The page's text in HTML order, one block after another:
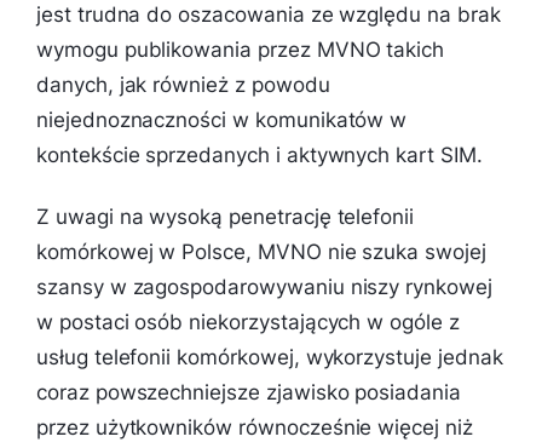
jest trudna do oszacowania ze względu na brak
wymogu publikowania przez MVNO takich
danych, jak również z powodu
niejednoznaczności w komunikatów w
kontekście sprzedanych i aktywnych kart SIM.
Z uwagi na wysoką penetrację telefonii
komórkowej w Polsce, MVNO nie szuka swojej
szansy w zagospodarowywaniu niszy rynkowej
w postaci osób niekorzystających w ogóle z
usług telefonii komórkowej, wykorzystuje jednak
coraz powszechniejsze zjawisko posiadania
przez użytkowników równocześnie więcej niż